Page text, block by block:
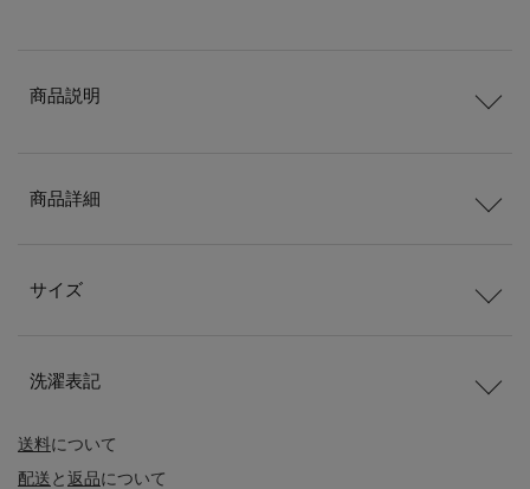
送料について
配送と返品について
商品説明
商品詳細
サイズ
洗濯表記